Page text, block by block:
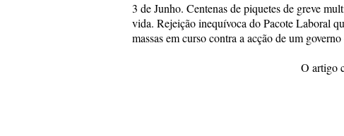
3 de Junho. Centenas de piquetes de greve
vida. Rejeição inequívoca do Pacote Laboral
massas em curso contra a acção de um
O artigo